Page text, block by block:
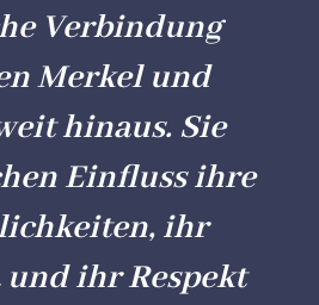
Verbindung
Merkel und
hinaus. Sie
Einfluss ihre
ihr
und ihr Respekt